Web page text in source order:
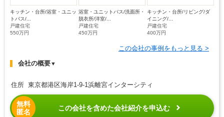
キッチン・台所/浴室・ユニッ
トバス/...
戸建住宅
550万円
浴室・ユニットバス/洗面所・
脱衣所/洋室/...
戸建住宅
450万円
キッチン・台所/リビング/ダ
イニング/...
戸建住宅
400万円
この会社の事例をもっと見る >
会社の概要▼
住所 東京都港区海岸1-9-1浜離宮インターシティ
無料
匿名
この会社を含めた会社紹介を申込む